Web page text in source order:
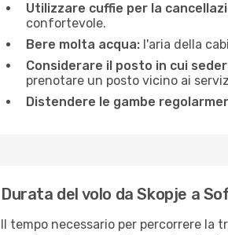
Utilizzare cuffie per la
confortevole.
Bere molta acqua: l'aria della
Considerare il posto in cui
prenotare un posto vicino ai
Distendere le gambe
Durata del volo da Skopje a
Il tempo necessario per percorrere la